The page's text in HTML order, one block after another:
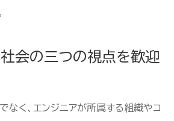
社会の三つの視点を歓迎
なく、エンジニアが所属する組織やコ